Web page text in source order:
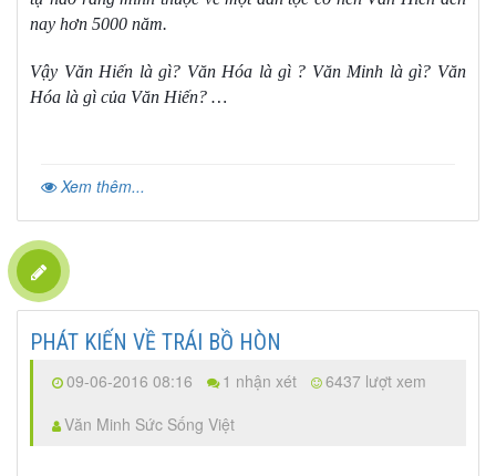
nay hơn 5000 năm.
Vậy Văn Hiến là gì? Văn Hóa là gì ? Văn Minh là gì? Văn
Hóa là gì của Văn Hiến? …
Xem thêm...
PHÁT KIẾN VỀ TRÁI BỒ HÒN
09-06-2016 08:16 1 nhận xét
6437 lượt xem
Văn Minh Sức Sống Việt